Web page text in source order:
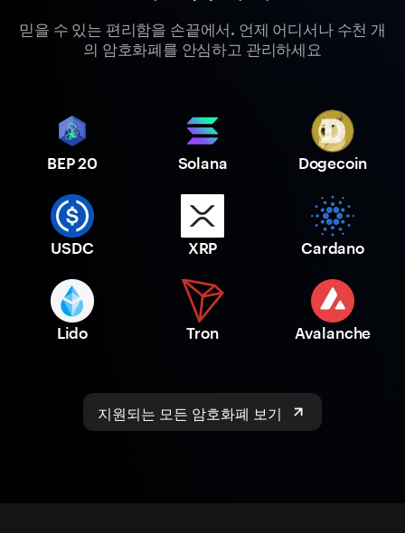
믿을 수 있는 편리함을 손끝에서. 언제 어디서나 수천 개
의 암호화폐를 안심하고 관리하세요
BEP 20 Solana Dogecoin
USDC XRP Cardano
Lido Tron Avalanche
지원되는 모든 암호화폐 보기